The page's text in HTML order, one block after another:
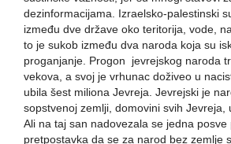
dezinformacijama. Izraelsko-palestinski
između dve države oko teritorija, vode,
to je sukob između dva naroda koja su
proganjanje. Progon jevrejskog naroda
vekova, a svoj je vrhunac doživeo u
ubila šest miliona Jevreja. Jevrejski je
sopstvenoj zemlji, domovini svih Jevreja,
Ali na taj san nadovezala se jedna
pretpostavka da se za narod bez zemlje